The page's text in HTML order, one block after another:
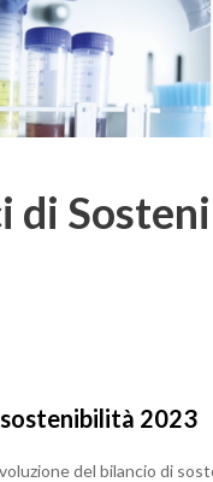
di
2023
del bilancio di